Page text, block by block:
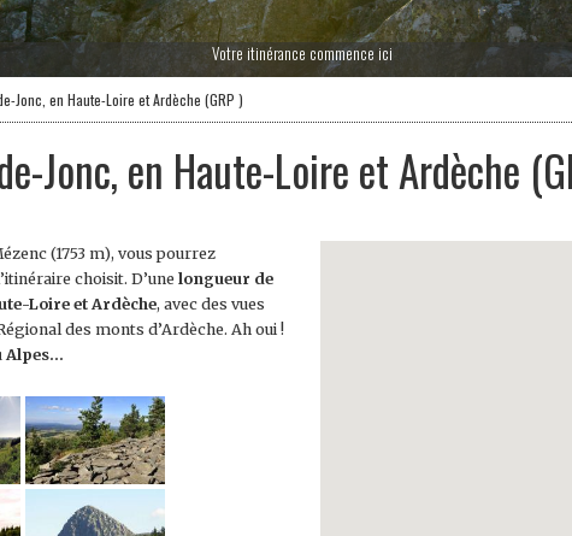
Votre itinérance commence ici
Jonc, en Haute-Loire et Ardèche (GRP )
Jonc, en Haute-Loire et Ardèche
(1753 m), vous pourrez
choisit. D’une longueur de
Loire et Ardèche, avec des vues
des monts d’Ardèche. Ah oui !
Alpes…